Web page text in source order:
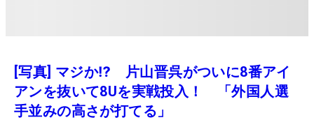
[写真] マジか⁉ 片山晋呉がついに8番アイ
アンを抜いて8Uを実戦投入！ 「外国人選
手並みの高さが打てる」